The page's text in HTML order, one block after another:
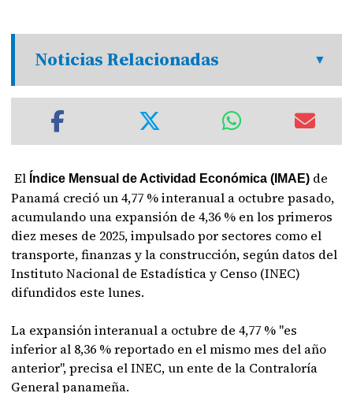
Noticias Relacionadas
El Índice Mensual de Actividad Económica (IMAE) de
Panamá creció un 4,77 % interanual a octubre pasado,
acumulando una expansión de 4,36 % en los primeros
diez meses de 2025, impulsado por sectores como el
transporte, finanzas y la construcción, según datos del
Instituto Nacional de Estadística y Censo (INEC)
difundidos este lunes.
La expansión interanual a octubre de 4,77 % "es
inferior al 8,36 % reportado en el mismo mes del año
anterior", precisa el INEC, un ente de la Contraloría
General panameña.